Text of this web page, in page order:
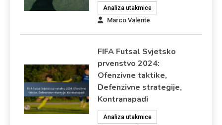
Analiza utakmice
Marco Valente
FIFA Futsal Svjetsko
prvenstvo 2024:
Ofenzivne taktike,
Defenzivne strategije,
Kontranapadi
Analiza utakmice